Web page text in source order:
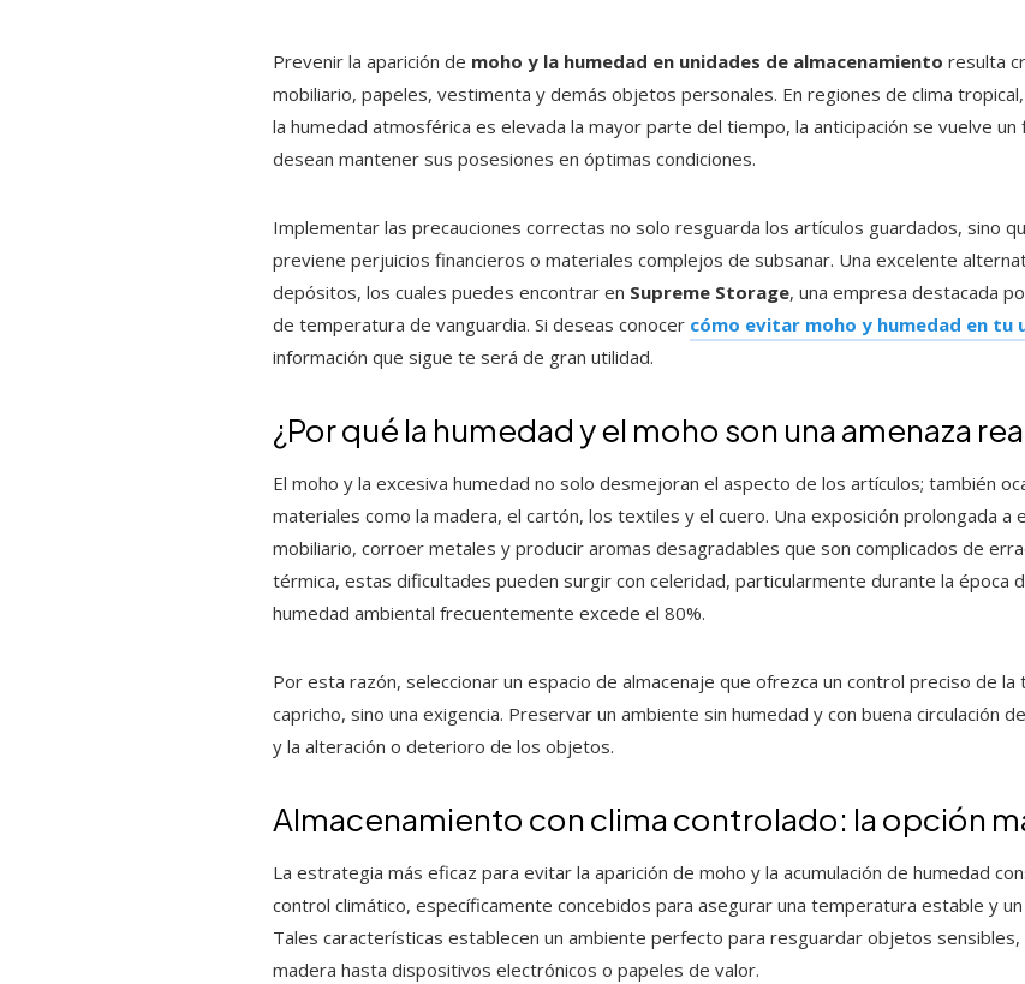
Prevenir la aparición de moho y la humedad en unidades de almacenamiento resulta
mobiliario, papeles, vestimenta y demás objetos personales. En regiones de clima
la humedad atmosférica es elevada la mayor parte del tiempo, la anticipación se vuelve
desean mantener sus posesiones en óptimas condiciones.
Implementar las precauciones correctas no solo resguarda los artículos guardados, sino
previene perjuicios financieros o materiales complejos de subsanar. Una excelente
depósitos, los cuales puedes encontrar en Supreme Storage, una empresa destacada
de temperatura de vanguardia. Si deseas conocer cómo evitar moho y humedad en tu
información que sigue te será de gran utilidad.
¿Por qué la humedad y el moho son una amenaza
El moho y la excesiva humedad no solo desmejoran el aspecto de los artículos; también
materiales como la madera, el cartón, los textiles y el cuero. Una exposición prolongada
mobiliario, corroer metales y producir aromas desagradables que son complicados de
térmica, estas dificultades pueden surgir con celeridad, particularmente durante la época
humedad ambiental frecuentemente excede el 80%.
Por esta razón, seleccionar un espacio de almacenaje que ofrezca un control preciso de
capricho, sino una exigencia. Preservar un ambiente sin humedad y con buena circulación
y la alteración o deterioro de los objetos.
Almacenamiento con clima controlado: la opción
La estrategia más eficaz para evitar la aparición de moho y la acumulación de humedad
control climático, específicamente concebidos para asegurar una temperatura estable y
Tales características establecen un ambiente perfecto para resguardar objetos
madera hasta dispositivos electrónicos o papeles de valor.